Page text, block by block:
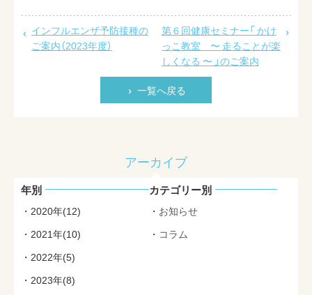
インフルエンザ予防接種の
ご案内（2023年度）
一覧へ戻る
第６回健康セミナー「 かけ
っこ教室 〜 走ることが楽
しくなる 〜 」のご案内
アーカイブ
年別
2020年(12)
2021年(10)
2022年(5)
2023年(8)
カテゴリー別
お知らせ
コラム